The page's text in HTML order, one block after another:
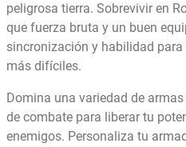
peligrosa tierra. Sobrevivir en
que fuerza bruta y un buen
sincronización y habilidad
más difíciles.
Domina una variedad de
de combate para liberar tu
enemigos. Personaliza tu